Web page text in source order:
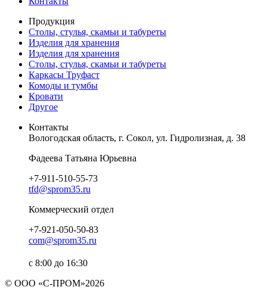
Продукция
Столы, стулья, скамьи и табуреты
Изделия для хранения
Изделия для хранения
Столы, стулья, скамьи и табуреты
Каркасы Труфаст
Комоды и тумбы
Кровати
Другое
Контакты
Вологодская область, г. Сокол, ул. Гидролизная, д. 38
Фадеева Татьяна Юрьевна
+7-911-510-55-73
tfd@sprom35.ru
Коммерческий отдел
+7-921-050-50-83
com@sprom35.ru
с 8:00 до 16:30
© ООО «С-ПРОМ»2026